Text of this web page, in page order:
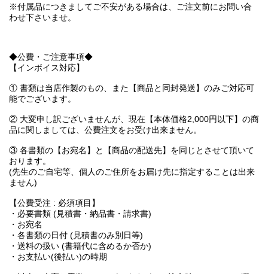
※付属品につきましてご不安がある場合は、ご注文前にお問い合
わせ下さいませ。
◆公費・ご注意事項◆
【インボイス対応】
① 書類は当店作製のもの、また【商品と同封発送】のみご対応可
能でございます。
② 大変申し訳ございませんが、現在【本体価格2,000円以下】の商
品に関しましては、公費注文をお受け出来ません。
③ 各書類の【お宛名】と【商品の配送先】を同じとさせて頂いて
おります。
(先生のご自宅等、個人のご住所をお届け先に指定することは出来
ません)
【公費受注 : 必須項目】
・必要書類 (見積書・納品書・請求書)
・お宛名
・各書類の日付 (見積書のみ別日等)
・送料の扱い (書籍代に含めるか否か)
・お支払い(後払い)の時期